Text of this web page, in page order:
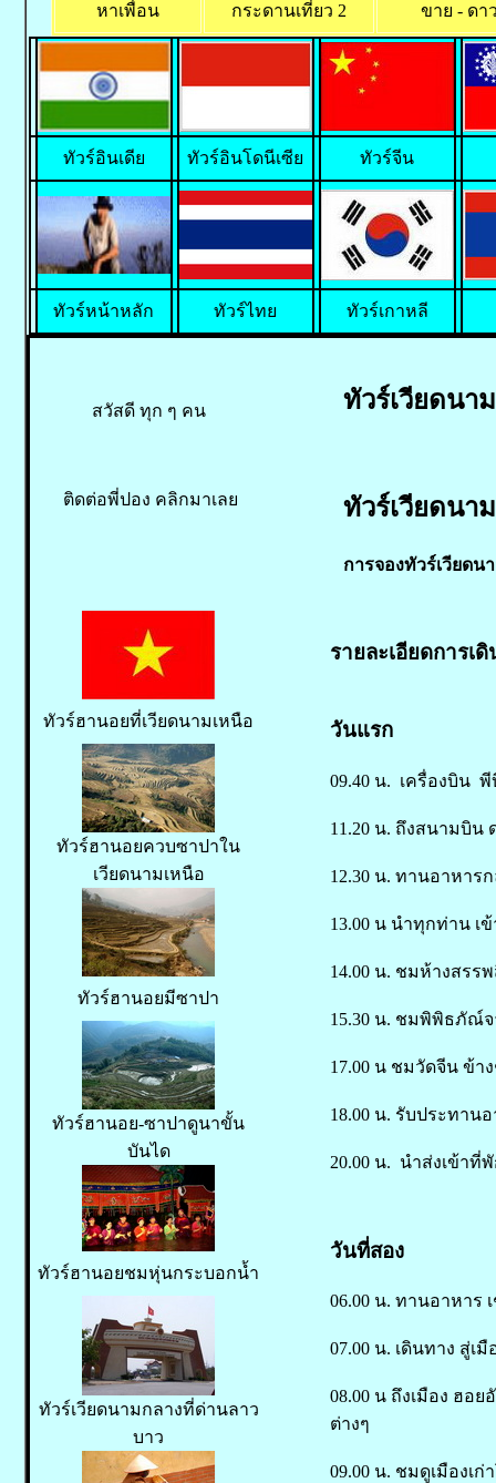
หาเพื่อน กระดานเที่ยว 2 ขาย - ดา
ทัวร์อินเดีย ทัวร์อินโดนีเซีย ทัวร์จีน
ทัวร์หน้าหลัก ทัวร์ไทย ทัวร์เกาหลี
สวัสดี ทุก ๆ คน
ติดต่อพี่ปอง คลิกมาเลย
ทัวร์ฮานอยที่เวียดนามเหนือ
ทัวร์ฮานอยควบซาปาใน
เวียดนามเหนือ
ทัวร์ฮานอยมีซาปา
ทัวร์ฮานอย-ซาปาดูนาขั้น
บันได
ทัวร์ฮานอยชมหุ่นกระบอกน้ำ
ทัวร์เวียดนามกลางที่ด่านลาว
บาว
ทัวร์เวียดนา
ทัวร์เวียดนา
การจองทัวร์เวียดน
รายละเอียดการเ
วันแรก
09.40 น. เครื่องบิน
11.20 น. ถึงสนามบิ
12.30 น. ทานอาหาร
13.00 น นำทุกท่าน เ
14.00 น. ชมห้างสรร
15.30 น. ชมพิพิธภัณ์
17.00 น ชมวัดจีน ข้
18.00 น. รับประทาน
20.00 น. นำส่งเข้าที่
วันที่สอง
06.00 น. ทานอาหาร
07.00 น. เดินทาง สู่เ
08.00 น ถึงเมือง ฮอ
ต่างๆ
09.00 น. ชมดูเมืองเ